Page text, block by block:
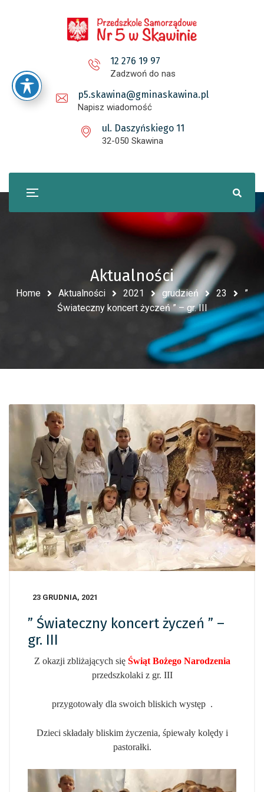
12 276 19 97
Zadzwoń do nas
p5.skawina@gminaskawina.pl
Napisz wiadomość
ul. Daszyńskiego 11
32-050 Skawina
Aktualności
Home Aktualności 2021 grudzień 23
”
Świateczny koncert życzeń ” – gr. III
23 GRUDNIA, 2021
” Świateczny koncert życzeń ” –
gr. III
Z okazji zbliżających sięŚwiąt Bożego Narodzenia
przedszkolaki z gr. III
przygotowały dla swoich bliskich występ .
Dzieci składały bliskim życzenia, śpiewały kolędy i
pastorałki.